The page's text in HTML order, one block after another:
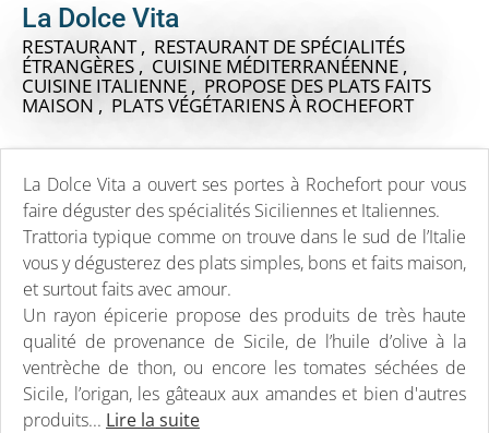
La Dolce Vita
RESTAURANT , RESTAURANT DE SPÉCIALITÉS
ÉTRANGÈRES , CUISINE MÉDITERRANÉENNE ,
CUISINE ITALIENNE , PROPOSE DES PLATS FAITS
MAISON , PLATS VÉGÉTARIENSÀ ROCHEFORT
La Dolce Vita a ouvert ses portes à Rochefort pour vous
faire déguster des spécialités Siciliennes et Italiennes.
Trattoria typique comme on trouve dans le sud de l’Italie
vous y dégusterez des plats simples, bons et faits maison,
et surtout faits avec amour.
Un rayon épicerie propose des produits de très haute
qualité de provenance de Sicile, de l’huile d’olive à la
ventrèche de thon, ou encore les tomates séchées de
Sicile, l’origan, les gâteaux aux amandes et bien d'autres
produits... Lire la suite